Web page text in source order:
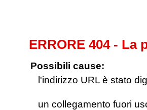
ERRORE 404 -
Possibili cause:
l'indirizzo URL è stato
un collegamento fuori